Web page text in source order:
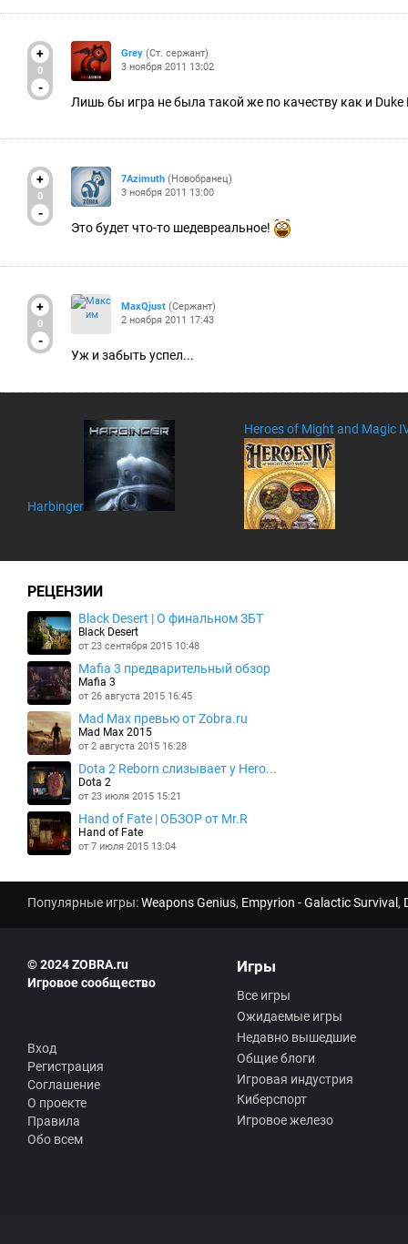
+
0
-
Grey (Ст. сержант)
3 ноября 2011 13:02
Лишь бы игра не была такой же по качеству как и Duke
+
0
-
7Azimuth (Новобранец)
3 ноября 2011 13:00
Это будет что-то шедевреальное!
+
0
-
MaxQjust (Сержант)
2 ноября 2011 17:43
Уж и забыть успел...
Harbinger
Heroes of Might and Magic
РЕЦЕНЗИИ
Black Desert | О финальном ЗБТ
Black Desert
от 23 сентября 2015 10:48
Mafia 3 предварительный обзор
Mafia 3
от 26 августа 2015 16:45
Mad Max превью от Zobra.ru
Mad Max 2015
от 2 августа 2015 16:28
Dota 2 Reborn слизывает у Hero...
Dota 2
от 23 июля 2015 15:21
Hand of Fate | ОБЗОР от Mr.R
Hand of Fate
от 7 июля 2015 13:04
Популярные игры:Weapons Genius, Empyrion - Galactic Survival ,
© 2024 ZOBRA.ru
Игровое сообщество
Вход
Регистрация
Соглашение
О проекте
Правила
Обо всем
Игры
Все игры
Ожидаемые игры
Недавно вышедшие
Общие блоги
Игровая индустрия
Киберспорт
Игровое железо